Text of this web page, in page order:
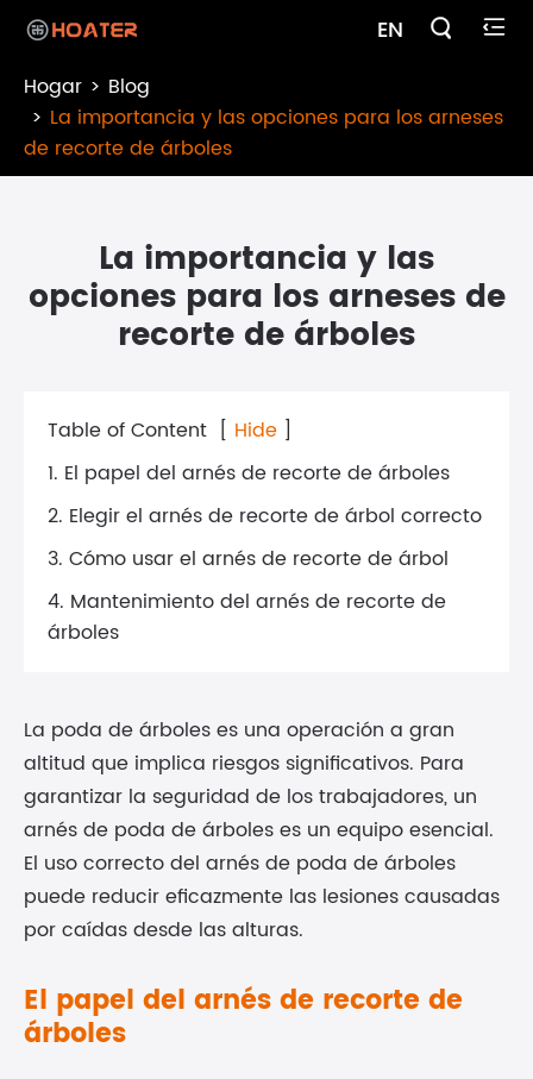
EN  
Hogar
Blog
La importancia y las opciones para los arneses
de recorte de árboles
La importancia y las
opciones para los arneses de
recorte de árboles
Table of Content [ Hide ]
1. El papel del arnés de recorte de árboles
2. Elegir el arnés de recorte de árbol correcto
3. Cómo usar el arnés de recorte de árbol
4. Mantenimiento del arnés de recorte de
árboles
La poda de árboles es una operación a gran
altitud que implica riesgos significativos. Para
garantizar la seguridad de los trabajadores, un
arnés de poda de árboles es un equipo esencial.
El uso correcto del arnés de poda de árboles
puede reducir eficazmente las lesiones causadas
por caídas desde las alturas.
El papel del arnés de recorte de
árboles